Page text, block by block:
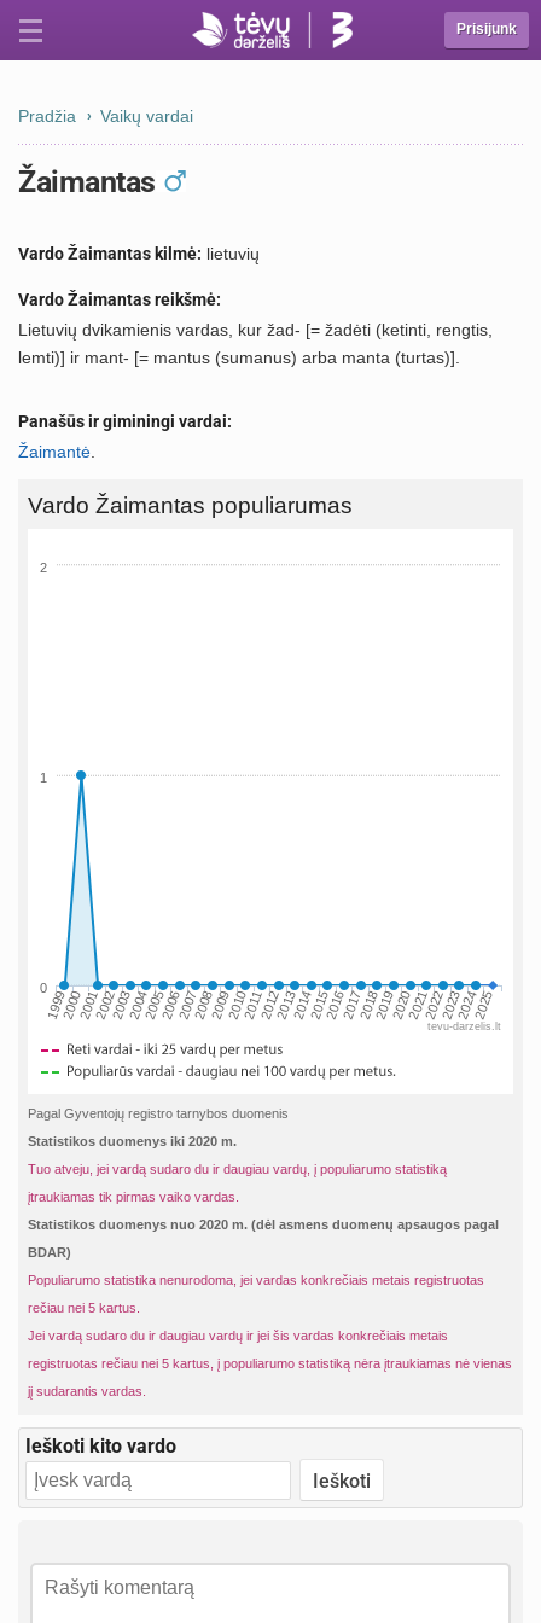
Prisijunk
Pradžia Vaikų vardai
Žaimantas
Vardo Žaimantas kilmė: lietuvių
Vardo Žaimantas reikšmė:
Lietuvių dvikamienis vardas, kur žad- [= žadėti (ketinti, rengtis,
lemti)] ir mant- [= mantus (sumanus) arba manta (turtas)].
Panašūs ir giminingi vardai:
Žaimantė
Vardo Žaimantas populiarumas
199920002001200220032004200520062007200820092010201120122013201420152016201720182019202020212022202320242025
0
1
2
tevu-darzelis.lt
Pagal Gyventojų registro tarnybos duomenis
Statistikos duomenys iki 2020 m.
Tuo atveju, jei vardą sudaro du ir daugiau vardų, į populiarumo statistiką
įtraukiamas tik pirmas vaiko vardas.
Statistikos duomenys nuo 2020 m. (dėl asmens duomenų apsaugos pagal
BDAR)
Populiarumo statistika nenurodoma, jei vardas konkrečiais metais registruotas
rečiau nei 5 kartus.
Jei vardą sudaro du ir daugiau vardų ir jei šis vardas konkrečiais metais
registruotas rečiau nei 5 kartus, į populiarumo statistiką nėra įtraukiamas nė vienas
jį sudarantis vardas.
Ieškoti kito vardo